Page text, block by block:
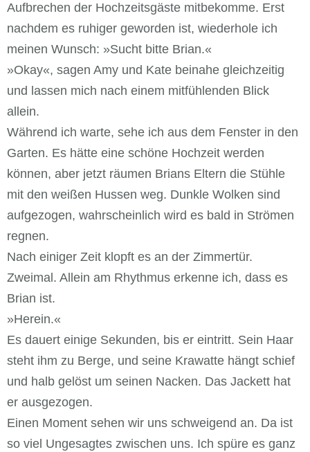
Aufbrechen der Hochzeitsgäste mitbekomme. Erst
nachdem es ruhiger geworden ist, wiederhole ich
meinen Wunsch: »Sucht bitte Brian.«
»Okay«, sagen Amy und Kate beinahe gleichzeitig
und lassen mich nach einem mitfühlenden Blick
allein.
Während ich warte, sehe ich aus dem Fenster in den
Garten. Es hätte eine schöne Hochzeit werden
können, aber jetzt räumen Brians Eltern die Stühle
mit den weißen Hussen weg. Dunkle Wolken sind
aufgezogen, wahrscheinlich wird es bald in Strömen
regnen.
Nach einiger Zeit klopft es an der Zimmertür.
Zweimal. Allein am Rhythmus erkenne ich, dass es
Brian ist.
»Herein.«
Es dauert einige Sekunden, bis er eintritt. Sein Haar
steht ihm zu Berge, und seine Krawatte hängt schief
und halb gelöst um seinen Nacken. Das Jackett hat
er ausgezogen.
Einen Moment sehen wir uns schweigend an. Da ist
so viel Ungesagtes zwischen uns. Ich spüre es ganz